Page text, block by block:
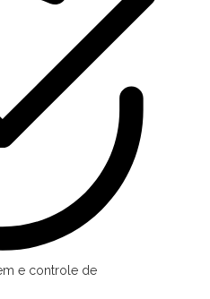
e controle de